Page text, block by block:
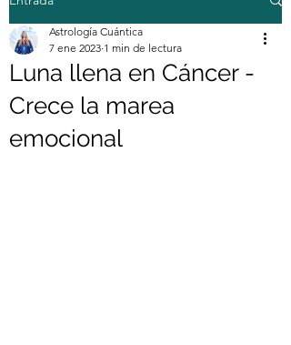
Luna llena en Cáncer -
Crece la marea
emocional
Astrología Cuántica
7 ene 2023 1 min de lectura